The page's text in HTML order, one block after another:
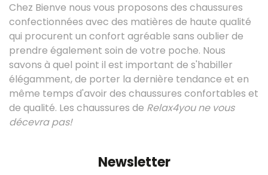
Chez Bienve nous vous proposons des chaussures
confectionnées avec des matières de haute qualité
qui procurent un confort agréable sans oublier de
prendre également soin de votre poche. Nous
savons à quel point il est important de s'habiller
élégamment, de porter la dernière tendance et en
même temps d'avoir des chaussures confortables et
de qualité. Les chaussures de Relax4you ne vous
décevra pas!
Newsletter